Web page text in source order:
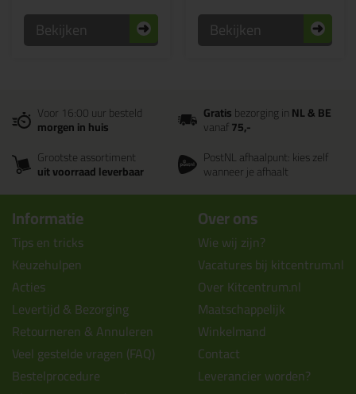
Bekijken Bekijken
Voor 16:00 uur besteld
morgen in huis
Gratisbezorging inNL & BE
vanaf75,-
Grootste assortiment
uit voorraad leverbaar
PostNL afhaalpunt: kies zelf
wanneer je afhaalt
Informatie
Tips en tricks
Keuzehulpen
Acties
Levertijd & Bezorging
Retourneren & Annuleren
Veel gestelde vragen (FAQ)
Bestelprocedure
Over ons
Wie wij zijn?
Vacatures bij kitcentrum.nl
Over Kitcentrum.nl
Maatschappelijk
Winkelmand
Contact
Leverancier worden?